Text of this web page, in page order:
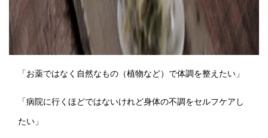
「お薬ではなく自然なもの（植物など）で体調を整えたい」
「病院に行くほどではないけれど身体の不調をセルフケアし
たい」